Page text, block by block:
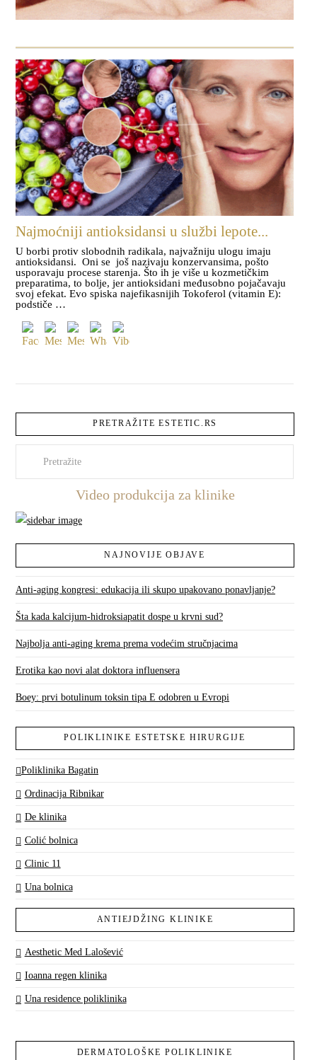
Najmoćniji antioksidansi u službi lepote...
U borbi protiv slobodnih radikala, najvažniju ulogu imaju
antioksidansi. Oni se još nazivaju konzervansima, pošto
usporavaju procese starenja. Što ih je više u kozmetičkim
preparatima, to bolje, jer antioksidani međusobno pojačavaju
svoj efekat. Evo spiska najefikasnijih Tokoferol (vitamin E):
podstiče …
PRETRAŽITE ESTETIC.RS
Video produkcija za klinike
NAJNOVIJE OBJAVE
Anti-aging kongresi: edukacija ili skupo upakovano ponavljanje?
Šta kada kalcijum-hidroksiapatit dospe u krvni sud?
Najbolja anti-aging krema prema vodećim stručnjacima
Erotika kao novi alat doktora influensera
Boey: prvi botulinum toksin tipa E odobren u Evropi
POLIKLINIKE ESTETSKE HIRURGIJE
Poliklinika Bagatin
Ordinacija Ribnikar
De klinika
Colić bolnica
Clinic 11
Una bolnica
ANTIEJDŽING KLINIKE
Aesthetic Med Lalošević
Ioanna regen klinika
Una residence poliklinika
DERMATOLOŠKE POLIKLINIKE